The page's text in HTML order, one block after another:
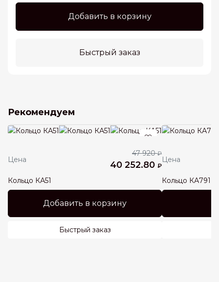
Добавить в корзину
Быстрый заказ
Рекомендуем
Цена
47 920₽
40 252.80 ₽
Кольцо КА51
Добавить в корзину
Быстрый заказ
Цена
Кольцо КА791